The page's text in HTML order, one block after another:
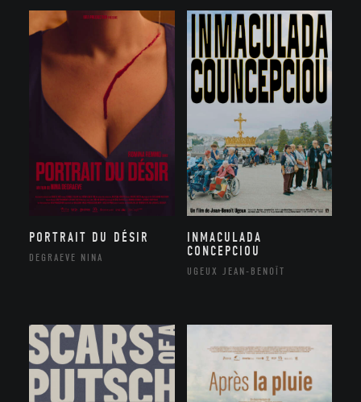
PORTRAIT DU DÉSIR
DEGRAEVE NINA
INMACULADA
CONCEPCIOU
UGEUX JEAN-BENOÎT